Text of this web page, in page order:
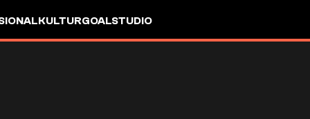
KULTURGOALSTUDIO